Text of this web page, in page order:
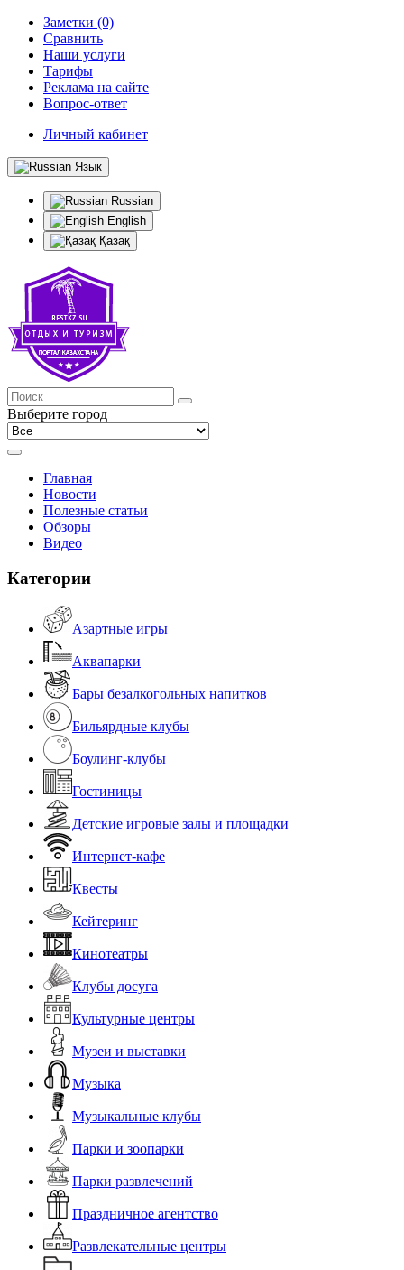
Заметки (0)
Сравнить
Наши услуги
Тарифы
Реклама на сайте
Вопрос-ответ
Личный кабинет
Язык
Russian
English
Қазақ
Выберите город
Главная
Новости
Полезные статьи
Обзоры
Видео
Категории
Азартные игры
Аквапарки
Бары безалкогольных напитков
Бильярдные клубы
Боулинг-клубы
Гостиницы
Детские игровые залы и площадки
Интернет-кафе
Квесты
Кейтеринг
Кинотеатры
Клубы досуга
Культурные центры
Музеи и выставки
Музыка
Музыкальные клубы
Парки и зоопарки
Парки развлечений
Праздничное агентство
Развлекательные центры